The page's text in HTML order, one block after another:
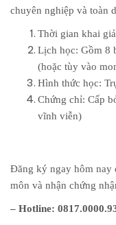
chuyên nghiệp và toàn
Thời gian khai
Lịch học: Gồm 8
(hoặc tùy vào
Hình thức học:
Chứng chỉ: Cấp
vĩnh viễn)
Đăng ký ngay hôm nay
môn và nhận chứng
– Hotline: